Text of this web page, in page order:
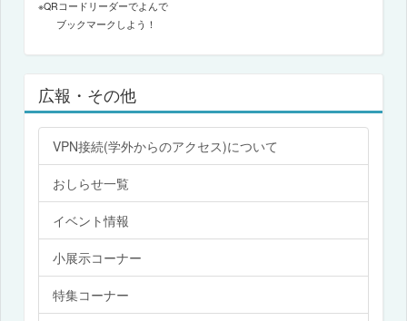
※QRコードリーダーでよんで
ブックマークしよう！
広報・その他
VPN接続(学外からのアクセス)について
おしらせ一覧
イベント情報
小展示コーナー
特集コーナー